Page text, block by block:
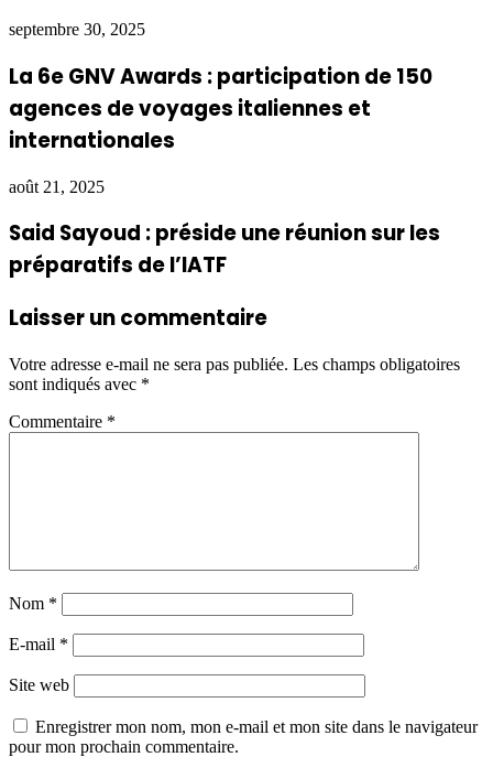
septembre 30, 2025
La 6e GNV Awards : participation de 150
agences de voyages italiennes et
internationales
août 21, 2025
Said Sayoud : préside une réunion sur les
préparatifs de l’IATF
Laisser un commentaire
Votre adresse e-mail ne sera pas publiée. Les champs obligatoires
sont indiqués avec *
Commentaire *
Nom *
E-mail *
Site web
Enregistrer mon nom, mon e-mail et mon site dans le navigateur
pour mon prochain commentaire.